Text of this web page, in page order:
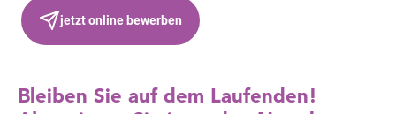
jetzt online bewerben